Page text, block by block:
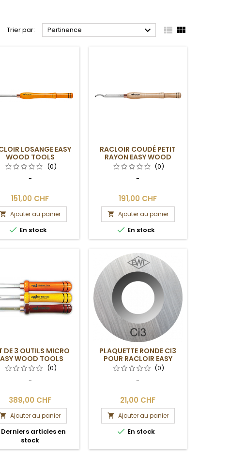
Trier par: Pertinence   
LOSANGE EASY
WOOD TOOLS
(0)
-
151,00 CHF
 Ajouter au panier
 En stock
RACLOIR COUDÉ PETIT
RAYON EASY WOOD
TOOLS (0)
-
191,00 CHF
 Ajouter au panier
 En stock
DE 3 OUTILS MICRO
WOOD TOOLS
(0)
-
389,00 CHF
 Ajouter au panier
Derniers articles en
stock
PLAQUETTE RONDE CI3
POUR RACLOIR EASY
WOOD TOOLS
(0)
-
21,00 CHF
 Ajouter au panier
 En stock